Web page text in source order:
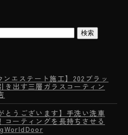
ンエステート施工】202ブラッ
き出す三層ガラスコーティン
とうございます】手洗い洗車
コーティングを長持ちさせる